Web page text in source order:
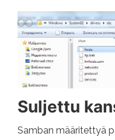
Suljettu
Samban määritettyä